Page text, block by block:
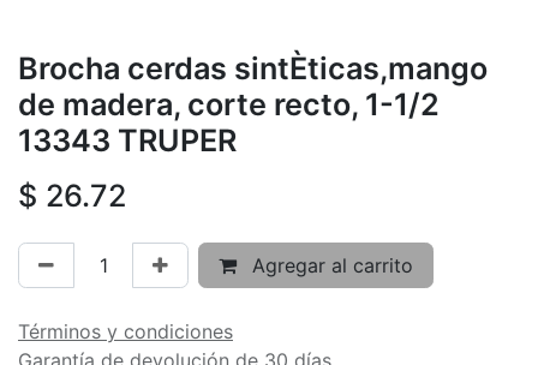
Brocha cerdas sintÈticas,mango
de madera, corte recto, 1-1/2
13343 TRUPER
$ 26.72
Agregar al carrito
Términos y condiciones
Garantía de devolución de 30 días